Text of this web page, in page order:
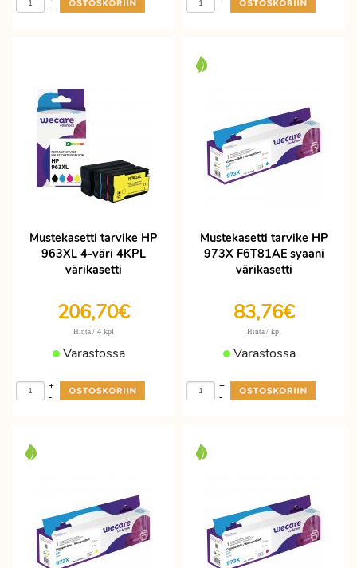
-
-
Mustekasetti tarvike HP
963XL 4-väri 4KPL
värikasetti
206,70€
Hinta / 4 kpl
Varastossa
-
+
Mustekasetti tarvike HP
973X F6T81AE syaani
värikasetti
83,76€
Hinta / kpl
Varastossa
-
+